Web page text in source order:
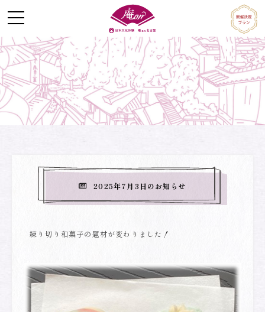
Skip
to
content
2025年7月3日のお知らせ
練り切り和菓子の題材が変わりました！